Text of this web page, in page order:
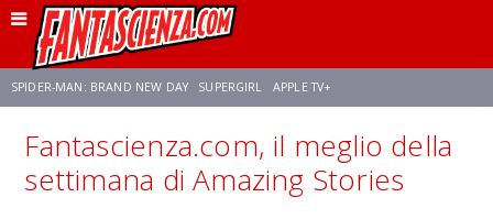
SPIDER-MAN: BRAND NEW DAY SUPERGIRL APPLE TV+
FRANCO RICCIARDIELLO ZENDAYA STAR TREK AVENGERS: DOOMSDAY
Fantascienza.com, il meglio della
settimana di Amazing Stories